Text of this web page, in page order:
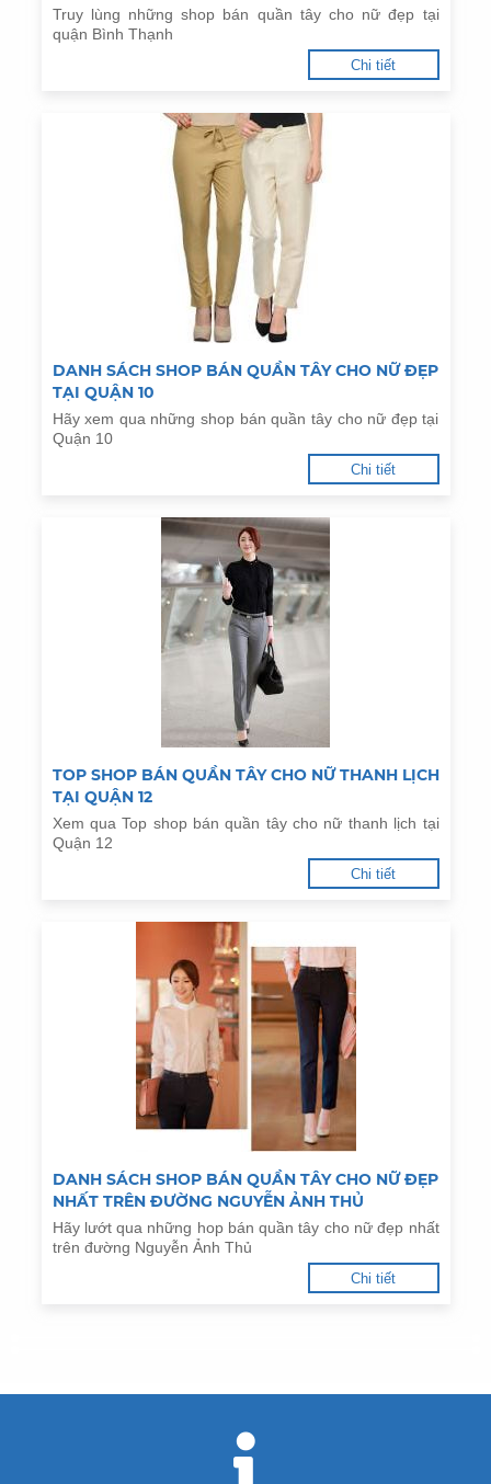
Truy lùng những shop bán quần tây cho nữ đẹp tại
quận Bình Thạnh
Chi tiết
DANH SÁCH SHOP BÁN QUẦN TÂY CHO NỮ ĐẸP
TẠI QUẬN 10
Hãy xem qua những shop bán quần tây cho nữ đẹp tại
Quận 10
Chi tiết
TOP SHOP BÁN QUẦN TÂY CHO NỮ THANH LỊCH
TẠI QUẬN 12
Xem qua Top shop bán quần tây cho nữ thanh lịch tại
Quận 12
Chi tiết
DANH SÁCH SHOP BÁN QUẦN TÂY CHO NỮ ĐẸP
NHẤT TRÊN ĐƯỜNG NGUYỄN ẢNH THỦ
Hãy lướt qua những hop bán quần tây cho nữ đẹp nhất
trên đường Nguyễn Ảnh Thủ
Chi tiết